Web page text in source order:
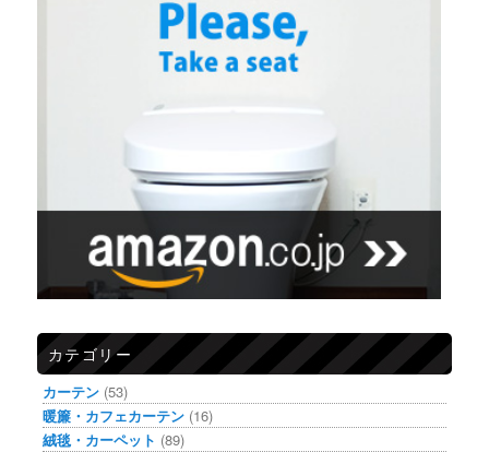
カテゴリー
カーテン (53)
暖簾・カフェカーテン (16)
絨毯・カーペット (89)